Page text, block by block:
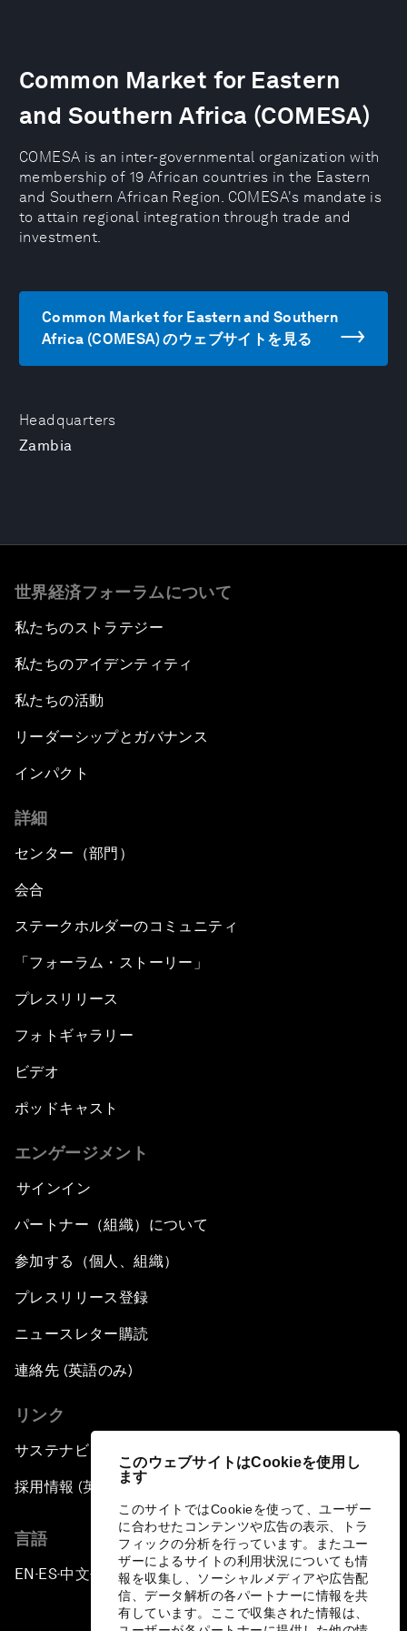
このウェブサイトはCookieを使用し
ます
このサイトではCookieを使って、ユーザー
に合わせたコンテンツや広告の表示、トラ
フィックの分析を行っています。またユー
ザーによるサイトの利用状況についても情
報を収集し、ソーシャルメディアや広告配
信、データ解析の各パートナーに情報を共
有しています。ここで収集された情報は、
Headquarters
Zambia
Common Market for Eastern
and Southern Africa (COMESA)
COMESA is an inter-governmental organization with
membership of 19 African countries in the Eastern
and Southern African Region. COMESA's mandate is
to attain regional integration through trade and
investment.
Common Market for Eastern and Southern
Africa (COMESA) のウェブサイトを見る
世界経済フォーラムについて
私たちのストラテジー
私たちのアイデンティティ
私たちの活動
リーダーシップとガバナンス
インパクト
詳細
センター（部門）
会合
ステークホルダーのコミュニティ
「フォーラム・ストーリー」
プレスリリース
フォトギャラリー
ビデオ
ポッドキャスト
エンゲージメント
サインイン
パートナー（組織）について
参加する（個人、組織）
プレスリリース登録
ニュースレター購読
連絡先 (英語のみ)
リンク
サステナビリティへの取り組み
採用情報 (英語のみ)
言語
EN ▪ES▪中文▪ 日本語